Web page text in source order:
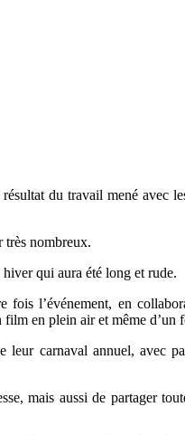
du travail mené avec
très nombreux.
qui aura été long et rude.
l’événement, en
en plein air et même d’un
leur carnaval annuel, avec
mais aussi de partager